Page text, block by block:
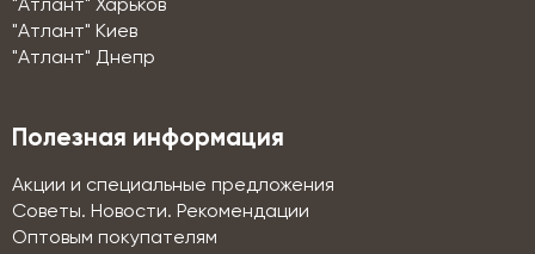
"Атлант" Харьков
"Атлант" Киев
"Атлант" Днепр
Полезная информация
Акции и специальные предложения
Советы. Новости. Рекомендации
Оптовым покупателям